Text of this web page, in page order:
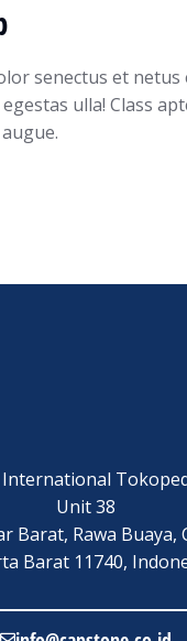
senectus et netus
ulla! Class
Unit 38
Barat, Rawa Buaya,
Barat 11740,